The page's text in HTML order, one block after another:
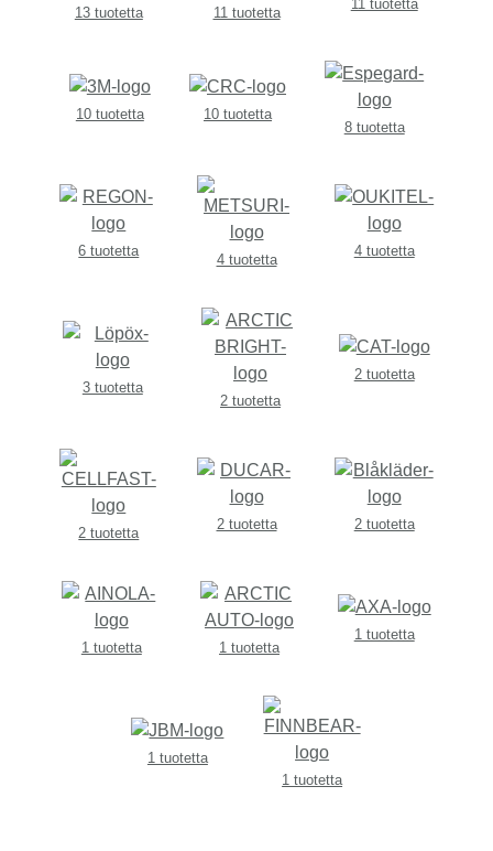
13 tuotetta 11 tuotetta
11 tuotetta
10 tuotetta
10 tuotetta
8 tuotetta
6 tuotetta
4 tuotetta
4 tuotetta
3 tuotetta
2 tuotetta
2 tuotetta
2 tuotetta
2 tuotetta 2 tuotetta
1 tuotetta 1 tuotetta
1 tuotetta
1 tuotetta
1 tuotetta